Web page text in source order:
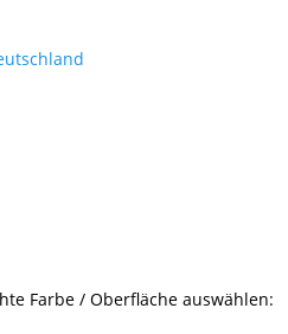
Farbe / Oberfläche auswählen: